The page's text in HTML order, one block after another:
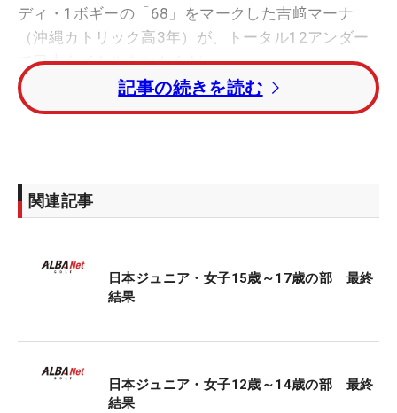
ディ・1ボギーの「68」をマークした吉﨑マーナ
（沖縄カトリック高3年）が、トータル12アンダー
で日本タイトルをつかんだ。
トータル10アンダー・2位タイには後藤あい（松蔭
美（ルネサンス高3年）が入った。
高3年）はトータル5アンダー・13位タイ。昨年覇者
の長澤愛羅（ルネサンス高3年）はトータル3アンダ
ー・28位タイで3日間を終えた。
か）が「70」をマークし、トータル7アンダーで優
勝を果たした。トータル6アンダー・2位に本村紅
記事の続きを読む
関連記事
日本ジュニア・女子15歳～17歳の部 最終
結果
日本ジュニア・女子12歳～14歳の部 最終
結果